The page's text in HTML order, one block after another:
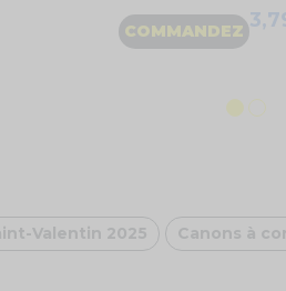
COMMANDEZ
Valentin 2025 Canons à